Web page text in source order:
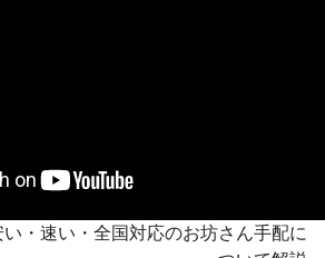
・速い・全国対応のお坊さん手配に